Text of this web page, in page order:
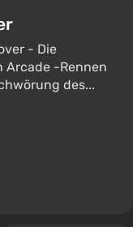
- Die
Arcade -Rennen
des...